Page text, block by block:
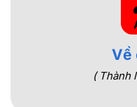
Về
( Thành